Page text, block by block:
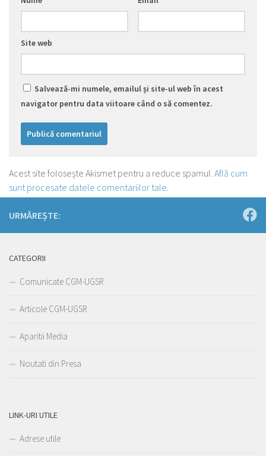
Site web
Salvează-mi numele, emailul și site-ul web în acest
navigator pentru data viitoare când o să comentez.
Acest site folosește Akismet pentru a reduce spamul. Află cum
sunt procesate datele comentariilor tale.
URMĂREȘTE:
CATEGORII
Comunicate CGM-UGSR
Articole CGM-UGSR
Aparitii Media
Noutati din Presa
LINK-URI UTILE
Adrese utile